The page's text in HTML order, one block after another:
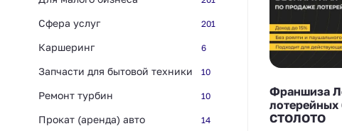
Сфера услуг 201
Каршеринг 6
Запчасти для бытовой техники 10
Ремонт турбин 10
Прокат (аренда) авто 14
Франшиза
лотерейных
СТОЛОТО